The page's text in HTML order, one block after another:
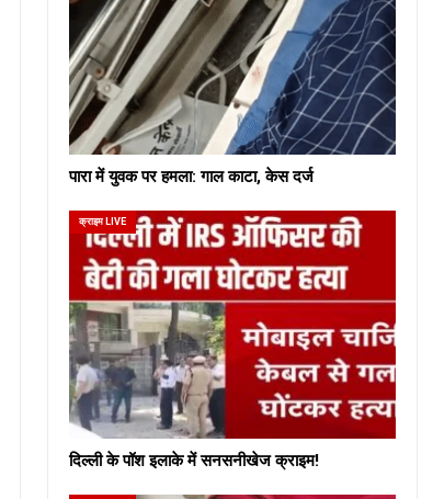
पारा में युवक पर हमला: गाल काटा, केस दर्ज
क्राइम LIVE
दिल्ली के पॉश इलाके में सनसनीखेज क्राइम!